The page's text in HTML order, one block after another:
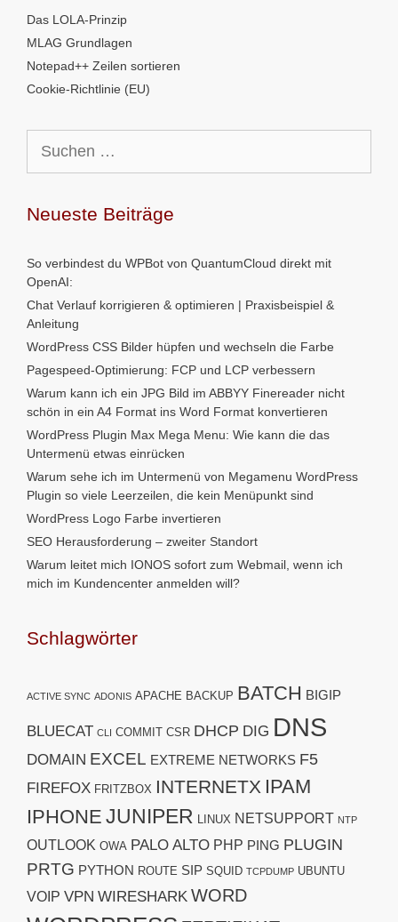
Das LOLA-Prinzip
MLAG Grundlagen
Notepad++ Zeilen sortieren
Cookie-Richtlinie (EU)
nach:
Neueste Beiträge
So verbindest du WPBot von QuantumCloud direkt mit
OpenAI:
Chat Verlauf korrigieren & optimieren | Praxisbeispiel &
Anleitung
WordPress CSS Bilder hüpfen und wechseln die Farbe
Pagespeed-Optimierung: FCP und LCP verbessern
Warum kann ich ein JPG Bild im ABBYY Finereader nicht
schön in ein A4 Format ins Word Format konvertieren
WordPress Plugin Max Mega Menu: Wie kann die das
Untermenü etwas einrücken
Warum sehe ich im Untermenü von Megamenu WordPress
Plugin so viele Leerzeilen, die kein Menüpunkt sind
WordPress Logo Farbe invertieren
SEO Herausforderung – zweiter Standort
Warum leitet mich IONOS sofort zum Webmail, wenn ich
mich im Kundencenter anmelden will?
Schlagwörter
ACTIVE SYNC ADONIS APACHE BACKUP BATCH BIGIP
BLUECAT CLI COMMIT CSR DHCP DIG DNS
DOMAIN EXCEL EXTREME NETWORKS F5
FIREFOX FRITZBOX INTERNETX IPAM
IPHONE JUNIPER LINUX NETSUPPORT NTP
OUTLOOK OWA PALO ALTO PHP PING PLUGIN
PRTG PYTHON ROUTE SIP SQUID TCPDUMP UBUNTU
VOIP VPN WIRESHARK WORD